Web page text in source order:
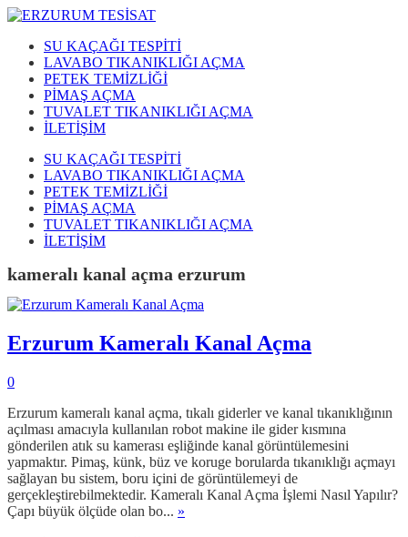
SU KAÇAĞI TESPİTİ
LAVABO TIKANIKLIĞI AÇMA
PETEK TEMİZLİĞİ
PİMAŞ AÇMA
TUVALET TIKANIKLIĞI AÇMA
İLETİŞİM
SU KAÇAĞI TESPİTİ
LAVABO TIKANIKLIĞI AÇMA
PETEK TEMİZLİĞİ
PİMAŞ AÇMA
TUVALET TIKANIKLIĞI AÇMA
İLETİŞİM
kameralı kanal açma erzurum
Erzurum Kameralı Kanal Açma
0
Erzurum kameralı kanal açma, tıkalı giderler ve kanal tıkanıklığının
açılması amacıyla kullanılan robot makine ile gider kısmına
gönderilen atık su kamerası eşliğinde kanal görüntülemesini
yapmaktır. Pimaş, künk, büz ve koruge borularda tıkanıklığı açmayı
sağlayan bu sistem, boru içini de görüntülemeyi de
gerçekleştirebilmektedir. Kameralı Kanal Açma İşlemi Nasıl Yapılır?
Çapı büyük ölçüde olan bo... »